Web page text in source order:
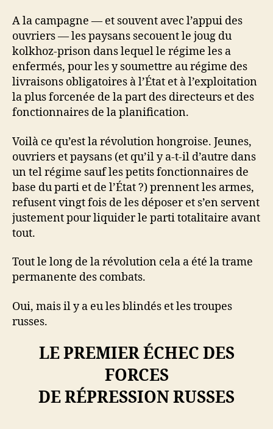
A la campagne — et souvent avec l’appui des
ouvriers — les paysans secouent le joug du
kolkhoz-prison dans lequel le régime les a
enfermés, pour les y soumettre au régime des
livraisons obligatoires à l’État et à l’exploitation
la plus forcenée de la part des directeurs et des
fonctionnaires de la planification.
Voilà ce qu’est la révolution hongroise. Jeunes,
ouvriers et paysans (et qu’il y a-t-il d’autre dans
un tel régime sauf les petits fonctionnaires de
base du parti et de l’État ?) prennent les armes,
refusent vingt fois de les déposer et s’en servent
justement pour liquider le parti totalitaire avant
tout.
Tout le long de la révolution cela a été la trame
permanente des combats.
Oui, mais il y a eu les blindés et les troupes
russes.
LE PREMIER ÉCHEC DES
FORCES
DE RÉPRESSION RUSSES